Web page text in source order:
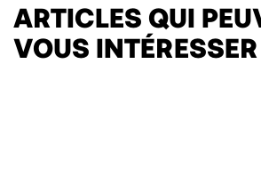
ARTICLES QUI
VOUS INTÉRESSER